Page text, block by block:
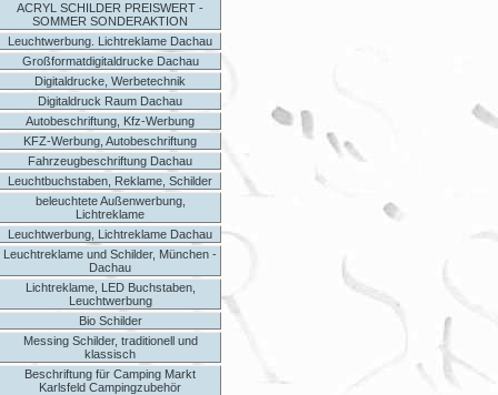
ACRYL SCHILDER PREISWERT -
SOMMER SONDERAKTION
Leuchtwerbung. Lichtreklame Dachau
Großformatdigitaldrucke Dachau
Digitaldrucke, Werbetechnik
Digitaldruck Raum Dachau
Autobeschriftung, Kfz-Werbung
KFZ-Werbung, Autobeschriftung
Fahrzeugbeschriftung Dachau
Leuchtbuchstaben, Reklame, Schilder
beleuchtete Außenwerbung,
Lichtreklame
Leuchtwerbung, Lichtreklame Dachau
Leuchtreklame und Schilder, München -
Dachau
Lichtreklame, LED Buchstaben,
Leuchtwerbung
Bio Schilder
Messing Schilder, traditionell und
klassisch
Beschriftung für Camping Markt
Karlsfeld Campingzubehör